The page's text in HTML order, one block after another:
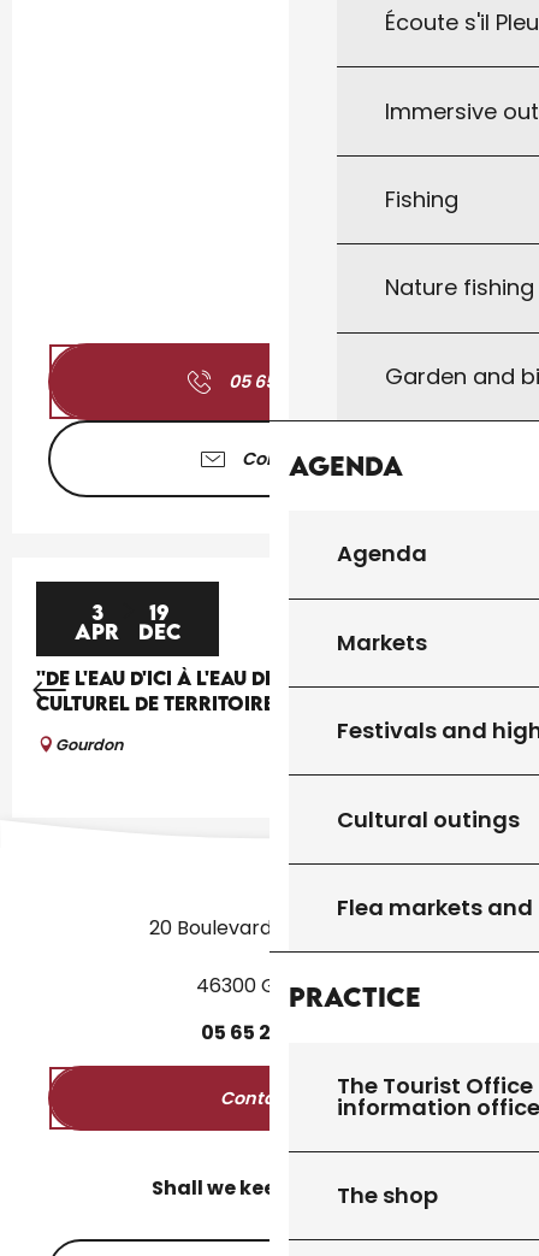
Écoute s'il
Immersive
Fishing
Nature
Garden and
Agenda
Agenda
Markets
Festivals and
Cultural outings
Flea markets
Practice
The Tourist
information
The shop
05 65 41 30
Contact us
3
APR
19
DEC
''DE L'EAU D'ICI À L'EAU DE LÀ'', UN PROJET
CULTUREL DE TERRITOIRE
Gourdon
20 Boulevard des Martyrs
46300 Gourdon
05 65 27
Contact us
Shall we keep in touch?